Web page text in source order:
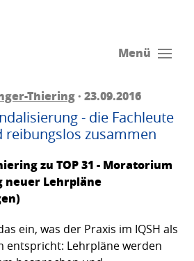
Menü
Thiering· 23.09.2016
- die Fachleute
reibungslos zusammen
zu TOP 31 - Moratorium
Lehrpläne
ein, was der Praxis im IQSH als
entspricht: Lehrpläne werden